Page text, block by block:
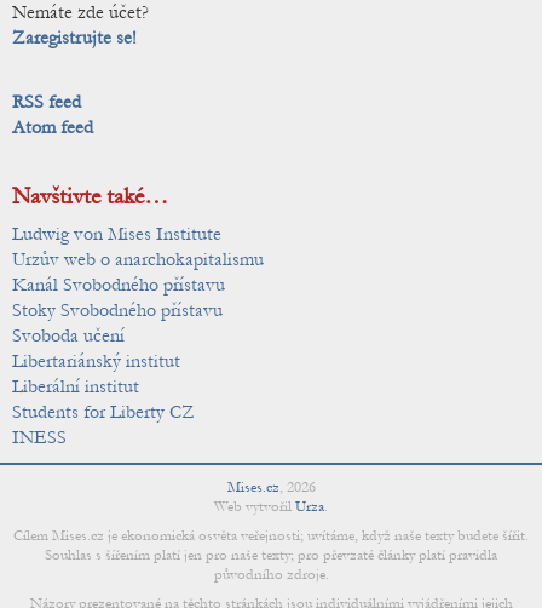
Nemáte zde účet?
Zaregistrujte se!
RSS feed
Atom feed
Navštivte také…
Ludwig von Mises Institute
Urzův web o anarchokapitalismu
Kanál Svobodného přístavu
Stoky Svobodného přístavu
Svoboda učení
Libertariánský institut
Liberální institut
Students for Liberty CZ
INESS
Mises.cz, 2026
Web vytvořil Urza.
Cílem Mises.cz je ekonomická osvěta veřejnosti; uvítáme, když naše texty budete šířit.
Souhlas s šířením platí jen pro naše texty; pro převzaté články platí pravidla
původního zdroje.
Názory prezentované na těchto stránkách jsou individuálními vyjádřeními jejich